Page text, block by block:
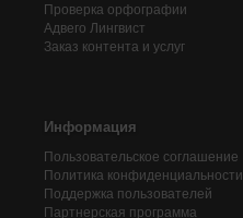
Проверка орфографии
Адвего Лингвист
Заказ контента и услуг
Информация
Пользовательское соглашение
Политика конфиденциальности
Поддержка пользователей
Партнерская программа